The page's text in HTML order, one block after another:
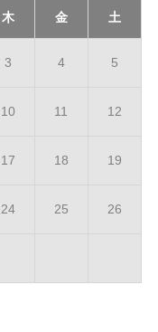
木 金 土
3 4 5
10 11 12
17 18 19
24 25 26